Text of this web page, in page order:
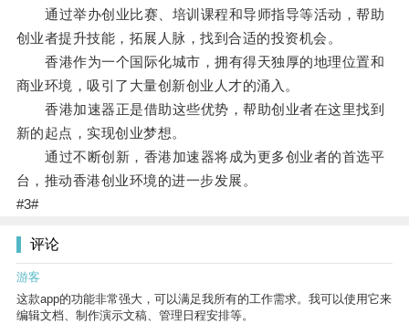
通过举办创业比赛、培训课程和导师指导等活动，帮助
创业者提升技能，拓展人脉，找到合适的投资机会。
香港作为一个国际化城市，拥有得天独厚的地理位置和
商业环境，吸引了大量创新创业人才的涌入。
香港加速器正是借助这些优势，帮助创业者在这里找到
新的起点，实现创业梦想。
通过不断创新，香港加速器将成为更多创业者的首选平
台，推动香港创业环境的进一步发展。
#3#
评论
游客
这款app的功能非常强大，可以满足我所有的工作需求。我可以使用它来
编辑文档、制作演示文稿、管理日程安排等。